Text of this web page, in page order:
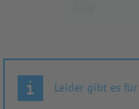
Leider gibt es